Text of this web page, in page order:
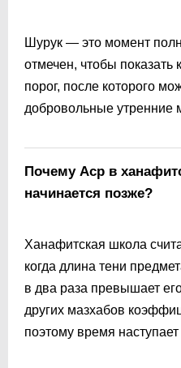
Шурук — это момент
отмечен, чтобы
порог, после которого
добровольные утренние
Почему Аср в
начинается позже?
Ханафитская школа
когда длина тени
в два раза превышает
других мазхабов
поэтому время